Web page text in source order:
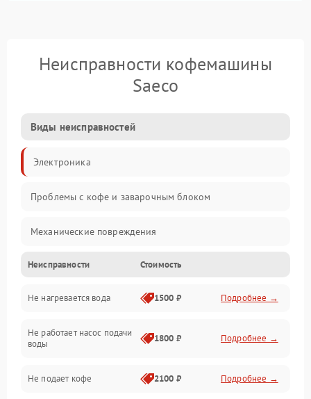
Неисправности кофемашины
Saeco
Виды неисправностей
Электроника
Проблемы с кофе и заварочным блоком
Механические повреждения
Прочие неисправности
Включение и работа
Проблемы с водой
Неисправности Стоимость
Не нагревается вода 1500 ₽ Подробнее →
Не работает насос подачи
воды
1800 ₽ Подробнее →
Не подает кофе 2100 ₽ Подробнее →